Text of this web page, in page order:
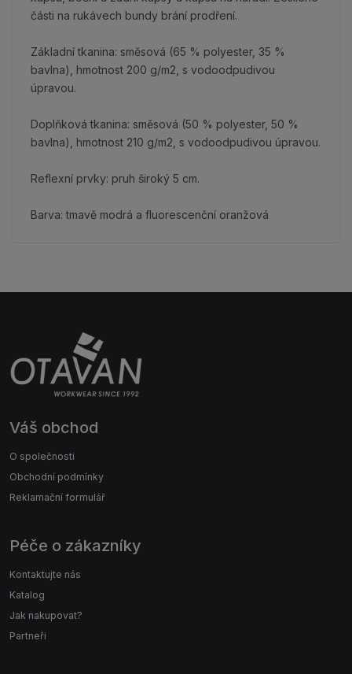
části na rukávech bundy brání prodření.
Základní tkanina: směsová (65 % polyester, 35 %
bavlna), hmotnost 200 g/m2, s vodoodpudivou
úpravou.
Doplňková tkanina: směsová (50 % polyester, 50 %
bavlna), hmotnost 210 g/m2, s vodoodpudivou úpravou.
Reflexní prvky: pruh široký 5 cm.
Barva: tmavě modrá a fluorescenční oranžová
Váš obchod
O společnosti
Obchodní podmínky
Reklamační formulář
Péče o zákazníky
Kontaktujte nás
Katalog
Jak nakupovat?
Partneři